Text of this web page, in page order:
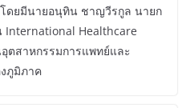
ดยมีนายอนุทิน ชาญวีรกูล นายก
International Healthcare
ตสาหกรรมการแพทย์และ
ภูมิภาค